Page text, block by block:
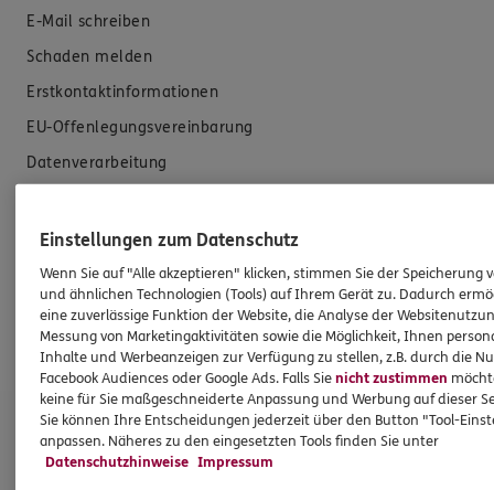
E-Mail schreiben
Schaden melden
Erstkontaktinformationen
EU-Offenlegungsvereinbarung
Datenverarbeitung
Unsere Agentur
Standorte
Kooperationspartner
ERGO Versicherung Martin Jochem
Einstellungen zum Datenschutz
Wenn Sie auf "Alle akzeptieren" klicken, stimmen Sie der Speicherung
und ähnlichen Technologien (Tools) auf Ihrem Gerät zu. Dadurch
eine zuverlässige Funktion der Website, die Analyse der
Messung von Marketingaktivitäten sowie die Möglichkeit, Ihnen
Inhalte und Werbeanzeigen zur Verfügung zu stellen, z.B. durch die
Facebook Audiences oder Google Ads. Falls Sienicht zustimmen
keine für Sie maßgeschneiderte Anpassung und Werbung auf dieser
Sie können Ihre Entscheidungen jederzeit über den Button "Tool-
anpassen. Näheres zu den eingesetzten Tools finden Sie unter
Datenschutzhinweise Impressum